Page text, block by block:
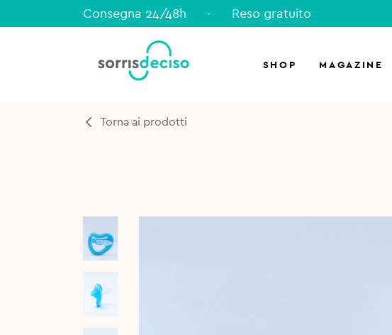
Consegna 24/48h - Reso gratuito
SHOP MAGAZINE
Torna ai prodotti